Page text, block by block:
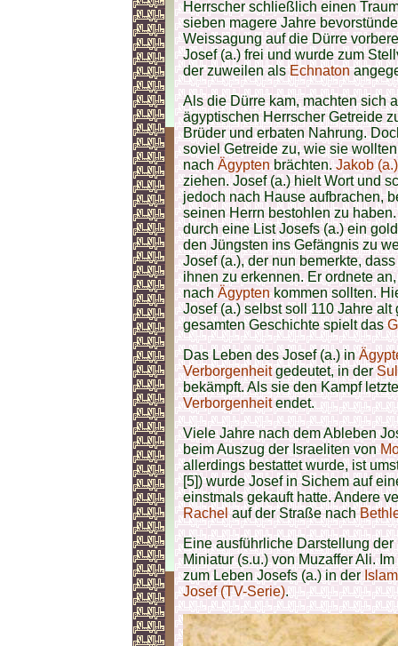
Herrscher schließlich einen
sieben magere Jahre
Weissagung auf die Dürre
Josef (a.) frei und wurde zum
der zuweilen alsEchnaton
Als die Dürre kam, machten sich
ägyptischen Herrscher Getreide
Brüder und erbaten Nahrung.
soviel Getreide zu, wie sie
nachÄgyptenbrächten.Jakob (a.)
ziehen. Josef (a.) hielt Wort und
jedoch nach Hause aufbrachen,
seinen Herrn bestohlen zu
durch eine List Josefs (a.) ein
den Jüngsten ins Gefängnis zu
Josef (a.), der nun bemerkte,
ihnen zu erkennen. Er ordnete
nachÄgyptenkommen sollten.
Josef (a.) selbst soll 110 Jahre
gesamten Geschichte spielt das
Das Leben des Josef (a.) in
Verborgenheitgedeutet, in der
bekämpft. Als sie den Kampf
Verborgenheitendet.
Viele Jahre nach dem Ableben
beim Auszug der Israeliten von
allerdings bestattet wurde, ist
[5]) wurde Josef in Sichem auf
einstmals gekauft hatte. Andere
Rachelauf der Straße nach
Eine ausführliche Darstellung
Miniatur (s.u.) von Muzaffer Ali.
zum Leben Josefs (a.) in der
Josef (TV-Serie).